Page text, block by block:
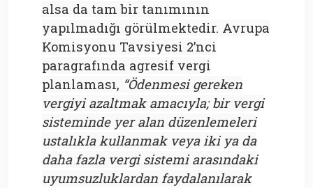
alsa da tam bir tanımının
yapılmadığı görülmektedir. Avrupa
Komisyonu Tavsiyesi 2’nci
paragrafında agresif vergi
planlaması, “Ödenmesi gereken
vergiyi azaltmak amacıyla; bir vergi
sisteminde yer alan düzenlemeleri
ustalıkla kullanmak veya iki ya da
daha fazla vergi sistemi arasındaki
uyumsuzluklardan faydalanılarak